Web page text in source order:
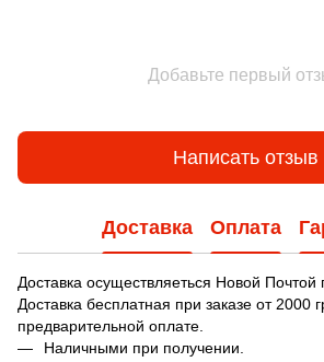
Добавьте первый
Написать отзыв
Доставка Оплата
Доставка осуществляеться Новой Почтой
Доставка бесплатная при заказе от 2000
предварительной оплате.
Наличными при получении.